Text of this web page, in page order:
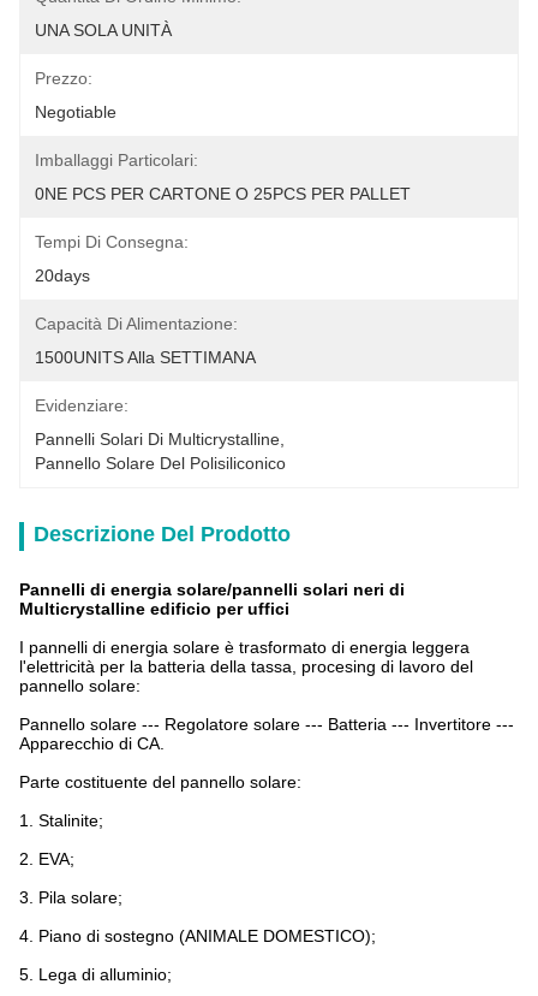
UNA SOLA UNITÀ
Prezzo:
Negotiable
Imballaggi Particolari:
0NE PCS PER CARTONE O 25PCS PER PALLET
Tempi Di Consegna:
20days
Capacità Di Alimentazione:
1500UNITS Alla SETTIMANA
Evidenziare:
Pannelli Solari Di Multicrystalline
Pannello Solare Del Polisiliconico
Descrizione Del Prodotto
Pannelli di energia solare/pannelli solari neri di
Multicrystalline edificio per uffici
I pannelli di energia solare è trasformato di energia leggera
l'elettricità per la batteria della tassa, procesing di lavoro del
pannello solare:
Pannello solare --- Regolatore solare --- Batteria --- Invertitore ---
Apparecchio di CA.
Parte costituente del pannello solare:
1. Stalinite;
2. EVA;
3. Pila solare;
4. Piano di sostegno (ANIMALE DOMESTICO);
5. Lega di alluminio;